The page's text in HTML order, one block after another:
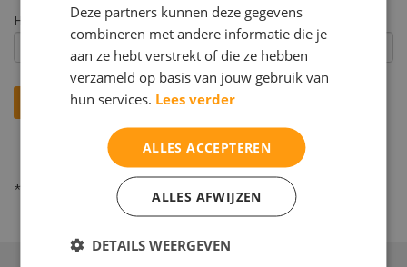
Hoe heeft u ons gevonden? *
* = verplicht
Deze partners kunnen deze gegevens
combineren met andere informatie die je
aan ze hebt verstrekt of die ze hebben
verzameld op basis van jouw gebruik van
hun services. Lees verder
ALLES ACCEPTEREN
ALLES AFWIJZEN
DETAILS WEERGEVEN